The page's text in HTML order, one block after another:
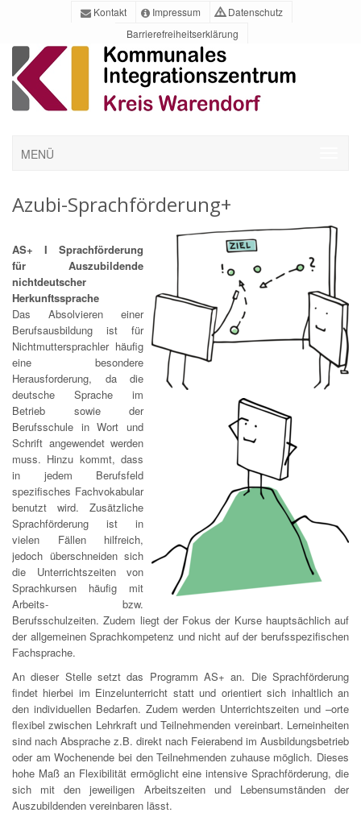
Kontakt Impressum
Datenschutz
Barrierefreiheitserklärung
MENÜ
Azubi-Sprachförderung+
AS+ I Sprachförderung
für Auszubildende
nichtdeutscher
Herkunftssprache
Das Absolvieren einer
Berufsausbildung ist für
Nichtmuttersprachler häufig
eine besondere
Herausforderung, da die
deutsche Sprache im
Betrieb sowie der
Berufsschule in Wort und
Schrift angewendet werden
muss. Hinzu kommt, dass
in jedem Berufsfeld
spezifisches Fachvokabular
benutzt wird. Zusätzliche
Sprachförderung ist in
vielen Fällen hilfreich,
jedoch überschneiden sich
die Unterrichtszeiten von
Sprachkursen häufig mit
Arbeits- bzw.
Berufsschulzeiten. Zudem liegt der Fokus der Kurse hauptsächlich auf
der allgemeinen Sprachkompetenz und nicht auf der berufsspezifischen
Fachsprache.
An dieser Stelle setzt das Programm AS+ an. Die Sprachförderung
findet hierbei im Einzelunterricht statt und orientiert sich inhaltlich an
den individuellen Bedarfen. Zudem werden Unterrichtszeiten und –orte
flexibel zwischen Lehrkraft und Teilnehmenden vereinbart. Lerneinheiten
sind nach Absprache z.B. direkt nach Feierabend im Ausbildungsbetrieb
oder am Wochenende bei den Teilnehmenden zuhause möglich. Dieses
hohe Maß an Flexibilität ermöglicht eine intensive Sprachförderung, die
sich mit den jeweiligen Arbeitszeiten und Lebensumständen der
Auszubildenden vereinbaren lässt.